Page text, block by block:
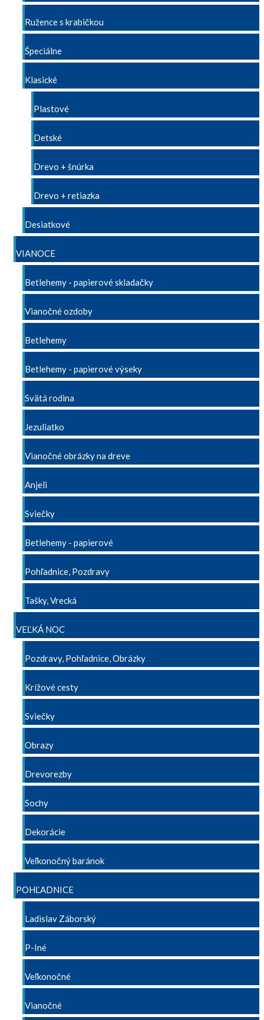
Ružence s krabičkou
Špeciálne
Klasické
Plastové
Detské
Drevo + šnúrka
Drevo + retiazka
Desiatkové
VIANOCE
Betlehemy - papierové skladačky
Vianočné ozdoby
Betlehemy
Betlehemy - papierové výseky
Svätá rodina
Jezuliatko
Vianočné obrázky na dreve
Anjeli
Sviečky
Betlehemy - papierové
Pohľadnice, Pozdravy
Tašky, Vrecká
VEĽKÁ NOC
Pozdravy, Pohľadnice, Obrázky
Krížové cesty
Sviečky
Obrazy
Drevorezby
Sochy
Dekorácie
Veľkonočný baránok
POHĽADNICE
Ladislav Záborský
P-Iné
Veľkonočné
Vianočné